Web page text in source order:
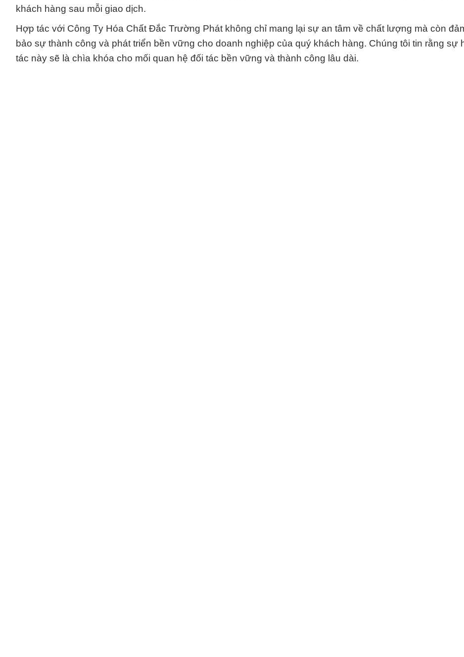
khách hàng sau mỗi giao dịch.
Hợp tác với Công Ty Hóa Chất Đắc Trường Phát không chỉ mang lại sự an tâm về chất lượng mà còn
bảo sự thành công và phát triển bền vững cho doanh nghiệp của quý khách hàng. Chúng tôi tin rằng sự
tác này sẽ là chìa khóa cho mối quan hệ đối tác bền vững và thành công lâu dài.